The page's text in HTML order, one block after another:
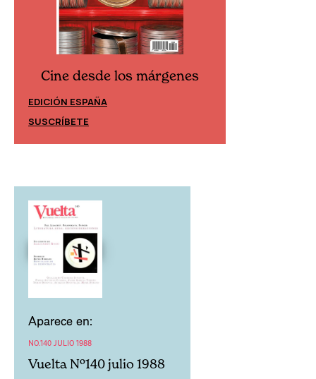
Cine desde los márgenes
EDICIÓN ESPAÑA
SUSCRÍBETE
Aparece en:
NO.140 JULIO 1988
Vuelta Nº140 julio 1988